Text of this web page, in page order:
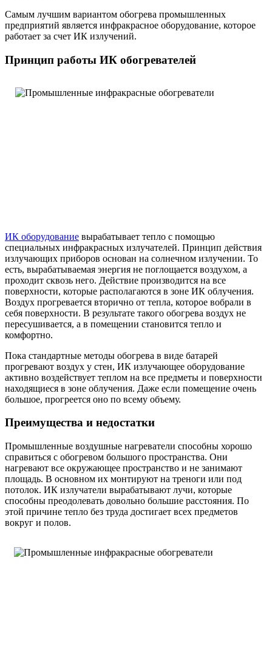
Самым лучшим вариантом обогрева промышленных
предприятий является инфракрасное оборудование, которое
работает за счет ИК излучений.
Принцип работы ИК обогревателей
ИК оборудование вырабатывает тепло с помощью
специальных инфракрасных излучателей. Принцип действия
излучающих приборов основан на солнечном излучении. То
есть, вырабатываемая энергия не поглощается воздухом, а
проходит сквозь него. Действие производится на все
поверхности, которые располагаются в зоне ИК облучения.
Воздух прогревается вторично от тепла, которое вобрали в
себя поверхности. В результате такого обогрева воздух не
пересушивается, а в помещении становится тепло и
комфортно.
Пока стандартные методы обогрева в виде батарей
прогревают воздух у стен, ИК излучающее оборудование
активно воздействует теплом на все предметы и поверхности
находящиеся в зоне облучения. Даже если помещение очень
большое, прогреется оно по всему объему.
Преимущества и недостатки
Промышленные воздушные нагреватели способны хорошо
справиться с обогревом большого пространства. Они
нагревают все окружающее пространство и не занимают
площадь. В основном их монтируют на треноги или под
потолок. ИК излучатели вырабатывают лучи, которые
способны преодолевать довольно большие расстояния. По
этой причине тепло без труда достигает всех предметов
вокруг и полов.